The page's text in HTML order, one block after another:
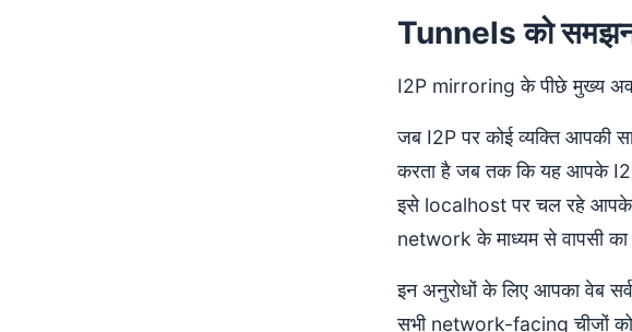
Tunnels को
I2P mirroring के पीछे मुख्य
जब I2P पर कोई व्यक्ति आपकी
करता है जब तक कि यह आपके
इसे localhost पर चल रहे
network के माध्यम से वापसी का
इन अनुरोधों के लिए आपका वेब
सभी network-facing चीजों